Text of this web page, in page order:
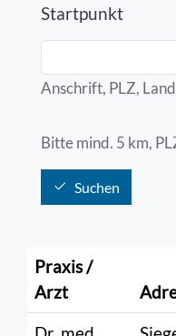
Startpunkt
Anschrift, PLZ, Land
Bitte mind. 5 km,
Suchen
Praxis /
Arzt